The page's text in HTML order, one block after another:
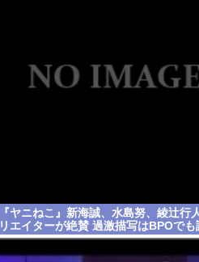
『ヤニねこ』新海誠、水島努、綾辻行
リエイターが絶賛 過激描写はBPOでも